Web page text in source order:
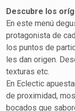
Descubre los
En este menú
protagonista de
los puntos de
les dan origen.
texturas etc.
En Eclectic
de proximidad,
bocados que